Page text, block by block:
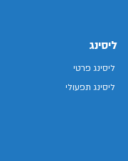
ליסינג
ליסינג פרטי
ליסינג תפעולי